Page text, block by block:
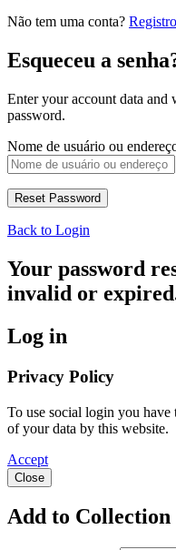
Não tem uma conta? Registro
Esqueceu a
Enter your account data
password.
Nome de usuário ou
Back to Login
Your password
invalid or
Log in
Privacy Policy
To use social login you have
of your data by this website.
Accept
Close
Add to Collection